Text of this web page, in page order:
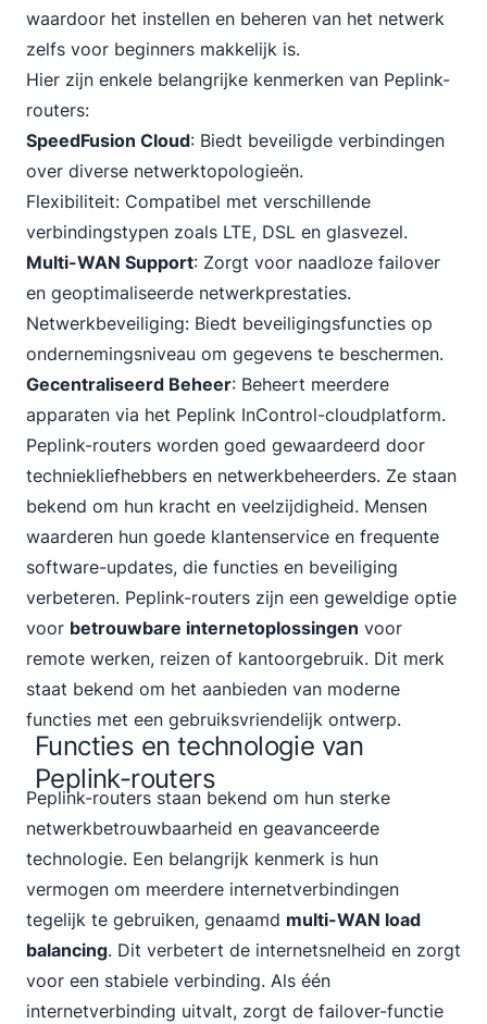
waardoor het instellen en beheren van het netwerk
zelfs voor beginners makkelijk is.
Hier zijn enkele belangrijke kenmerken van Peplink-
routers:
SpeedFusion Cloud: Biedt beveiligde verbindingen
over diverse netwerktopologieën.
Flexibiliteit: Compatibel met verschillende
verbindingstypen zoals LTE, DSL en glasvezel.
Multi-WAN Support: Zorgt voor naadloze failover
en geoptimaliseerde netwerkprestaties.
Netwerkbeveiliging: Biedt beveiligingsfuncties op
ondernemingsniveau om gegevens te beschermen.
Gecentraliseerd Beheer: Beheert meerdere
apparaten via het Peplink InControl-cloudplatform.
Peplink-routers worden goed gewaardeerd door
techniekliefhebbers en netwerkbeheerders. Ze staan
bekend om hun kracht en veelzijdigheid. Mensen
waarderen hun goede klantenservice en frequente
software-updates, die functies en beveiliging
verbeteren. Peplink-routers zijn een geweldige optie
voor betrouwbare internetoplossingen voor
remote werken, reizen of kantoorgebruik. Dit merk
staat bekend om het aanbieden van moderne
functies met een gebruiksvriendelijk ontwerp.
Functies en technologie van
Peplink-routers
Peplink-routers staan bekend om hun sterke
netwerkbetrouwbaarheid en geavanceerde
technologie. Een belangrijk kenmerk is hun
vermogen om meerdere internetverbindingen
tegelijk te gebruiken, genaamd multi-WAN load
balancing. Dit verbetert de internetsnelheid en zorgt
voor een stabiele verbinding. Als één
internetverbinding uitvalt, zorgt de failover-functie